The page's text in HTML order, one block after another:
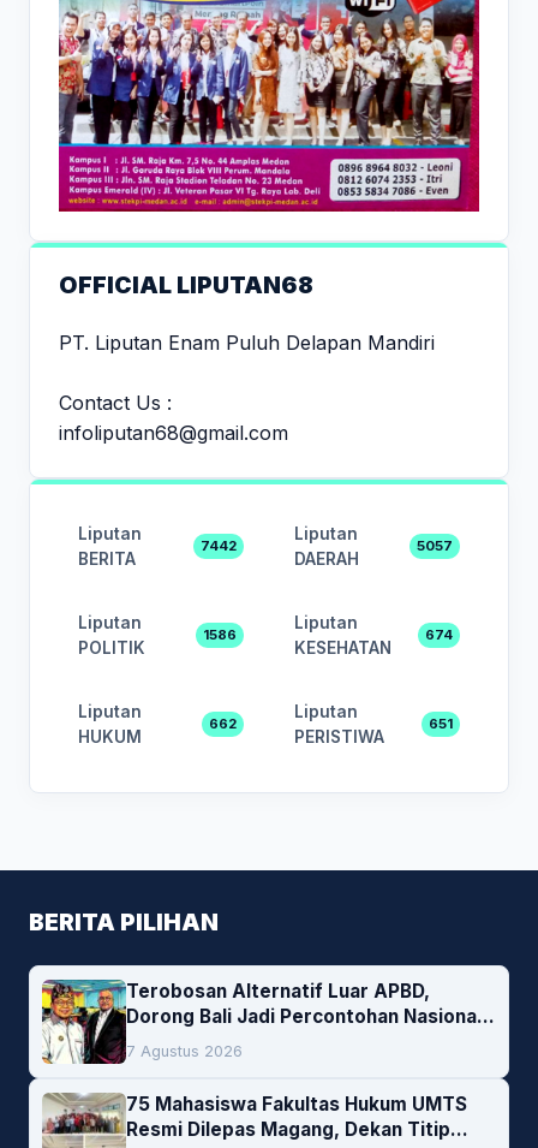
OFFICIAL LIPUTAN68
PT. Liputan Enam Puluh Delapan Mandiri
Contact Us :
infoliputan68@gmail.com
Liputan
BERITA
7442
Liputan
DAERAH
5057
Liputan
POLITIK
1586
Liputan
KESEHATAN
674
Liputan
HUKUM
662
Liputan
PERISTIWA
651
BERITA PILIHAN
Terobosan Alternatif Luar APBD,
Dorong Bali Jadi Percontohan Nasional
Pembiayaan Daerah
7 Agustus 2026
75 Mahasiswa Fakultas Hukum UMTS
Resmi Dilepas Magang, Dekan Titip